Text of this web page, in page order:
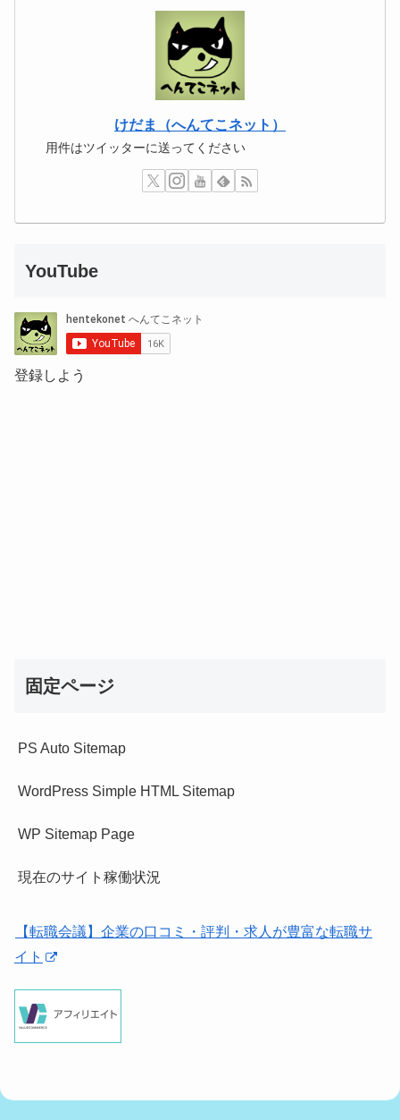
けだま（へんてこネット）
用件はツイッターに送ってください
YouTube
登録しよう
固定ページ
PS Auto Sitemap
WordPress Simple HTML Sitemap
WP Sitemap Page
現在のサイト稼働状況
【転職会議】企業の口コミ・評判・求人が豊富な転職サ
イト